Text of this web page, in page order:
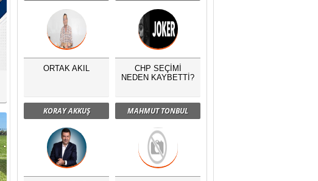
ORTAK AKIL
CHP SEÇİMİ
NEDEN KAYBETTİ?
KORAY AKKUŞ MAHMUT TONBUL